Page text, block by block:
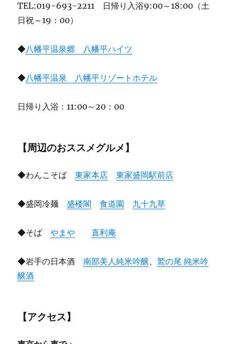
TEL:019-693-2211 日帰り入浴9:00～18:00（土
日祝～19：00）
◆八幡平温泉郷 八幡平ハイツ
◆八幡平温泉 八幡平リゾートホテル
日帰り入浴：11:00～20：00
【周辺のおススメグルメ】
◆わんこそば東家本店 東家盛岡駅前店
◆盛岡冷麺 盛楼閣 食道園 九十九草
◆そばやまや 直利庵
◆岩手の日本酒南部美人純米吟醸、鷲の尾 純米吟
醸酒
【アクセス】